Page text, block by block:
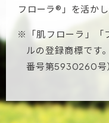
フローラ®」を活か
※「肌フローラ」「
ルの登録商標です
番号第5930260号